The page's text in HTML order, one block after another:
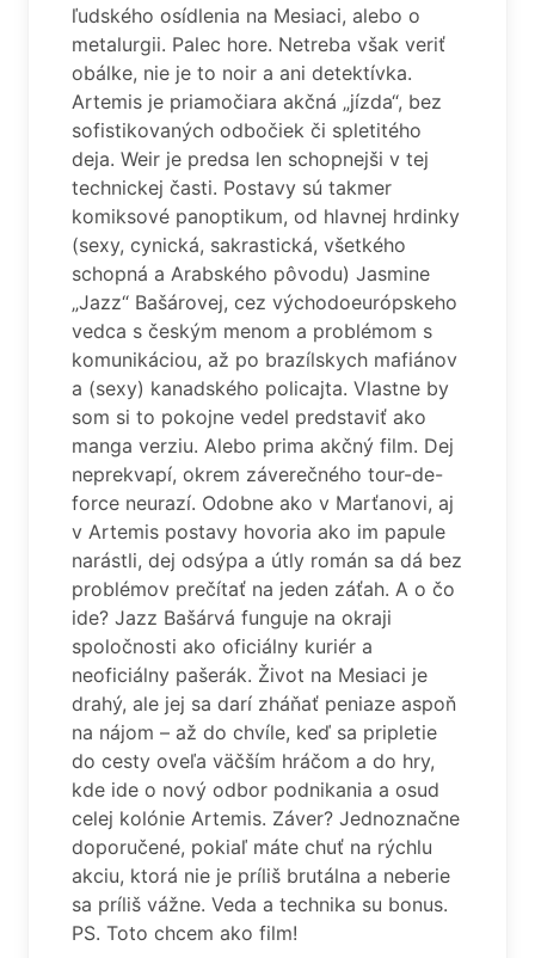
ľudského osídlenia na Mesiaci, alebo o
metalurgii. Palec hore. Netreba však veriť
obálke, nie je to noir a ani detektívka.
Artemis je priamočiara akčná „jízda“, bez
sofistikovaných odbočiek či spletitého
deja. Weir je predsa len schopnejši v tej
technickej časti. Postavy sú takmer
komiksové panoptikum, od hlavnej hrdinky
(sexy, cynická, sakrastická, všetkého
schopná a Arabského pôvodu) Jasmine
„Jazz“ Bašárovej, cez východoeurópskeho
vedca s českým menom a problémom s
komunikáciou, až po brazílskych mafiánov
a (sexy) kanadského policajta. Vlastne by
som si to pokojne vedel predstaviť ako
manga verziu. Alebo prima akčný film. Dej
neprekvapí, okrem záverečného tour-de-
force neurazí. Odobne ako v Marťanovi, aj
v Artemis postavy hovoria ako im papule
narástli, dej odsýpa a útly román sa dá bez
problémov prečítať na jeden záťah. A o čo
ide? Jazz Bašárvá funguje na okraji
spoločnosti ako oficiálny kuriér a
neoficiálny pašerák. Život na Mesiaci je
drahý, ale jej sa darí zháňať peniaze aspoň
na nájom – až do chvíle, keď sa pripletie
do cesty oveľa väčším hráčom a do hry,
kde ide o nový odbor podnikania a osud
celej kolónie Artemis. Záver? Jednoznačne
doporučené, pokiaľ máte chuť na rýchlu
akciu, ktorá nie je príliš brutálna a neberie
sa príliš vážne. Veda a technika su bonus.
PS. Toto chcem ako film!